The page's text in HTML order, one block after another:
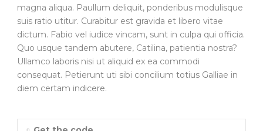
magna aliqua. Paullum deliquit, ponderibus modulisque
suis ratio utitur. Curabitur est gravida et libero vitae
dictum. Fabio vel iudice vincam, sunt in culpa qui officia.
Quo usque tandem abutere, Catilina, patientia nostra?
Ullamco laboris nisi ut aliquid ex ea commodi
consequat. Petierunt uti sibi concilium totius Galliae in
diem certam indicere.